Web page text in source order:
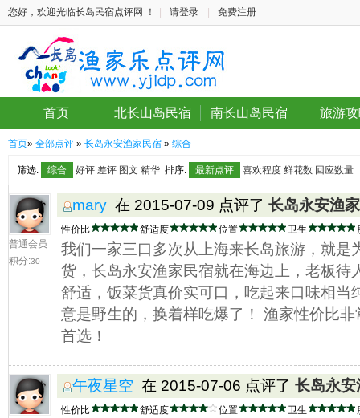
您好，欢迎光临长岛民宿点评网 ！ 请登录 免费注册
首页 北长山岛民宿 南长山岛民宿 旅游
首页» 全部点评 » 长岛永安渔家民宿 » 综合
筛选: 综合 好评 差评 图文 精华 排序: 最新点评 喜欢程度 鲜花数 回应数量
普通会员
积分:30
mary 在 2015-07-09 点评了 长岛永安渔
性价比 舒适度 位置 卫生
我们一家三口多次从上海来长岛旅游，就是
货，长岛永安渔家民宿就在海边上，老板待
舒适，饭菜货真价实可口，吃起来口味相当
意是野生的，换着样吃爆了！ 渔家性价比
首选！
午夜星空 在 2015-07-06 点评了 长岛永
性价比 舒适度 位置 卫生